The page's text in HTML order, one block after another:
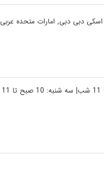
اسکی دبی دبی, امارات متحده عربی